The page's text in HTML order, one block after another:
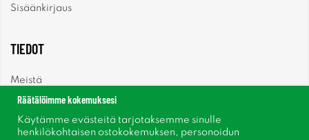
Sisäänkirjaus
TIEDOT
Meistä
Uutiset
Räätälöimme kokemuksesi
Käytämme evästeitä tarjotaksemme sinulle
henkilökohtaisen ostokokemuksen, personoidun